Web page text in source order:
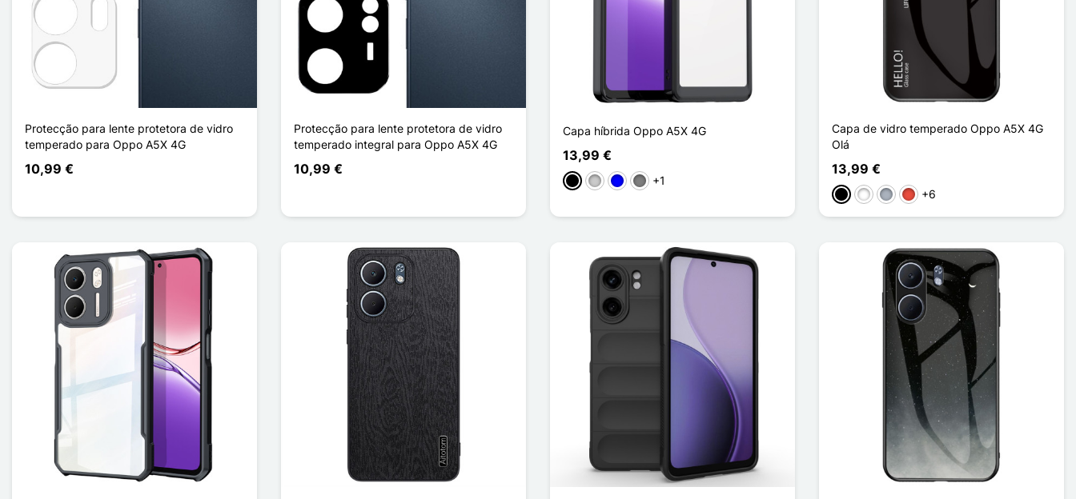
Protecção para lente protetora de vidro
temperado para Oppo A5X 4G
10,99 €
Protecção para lente protetora de vidro
temperado integral para Oppo A5X 4G
10,99 €
Capa híbrida Oppo A5X 4G
13,99 €
PretoTransparente
AzulGris Transparent
+1
Capa de vidro temperado Oppo A5X 4G
Olá
13,99 €
PretoBrancoCinzento
Vermelho
+6